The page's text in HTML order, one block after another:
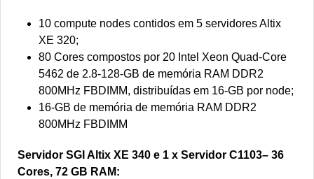
10 compute nodes contidos em 5 servidores Altix
XE 320;
80 Cores compostos por 20 Intel Xeon Quad-Core
5462 de 2.8-128-GB de memória RAM DDR2
800MHz FBDIMM, distribuídas em 16-GB por node;
16-GB de memória de memória RAM DDR2
800MHz FBDIMM
Servidor SGI Altix XE 340 e 1 x Servidor C1103– 36
Cores, 72 GB RAM: